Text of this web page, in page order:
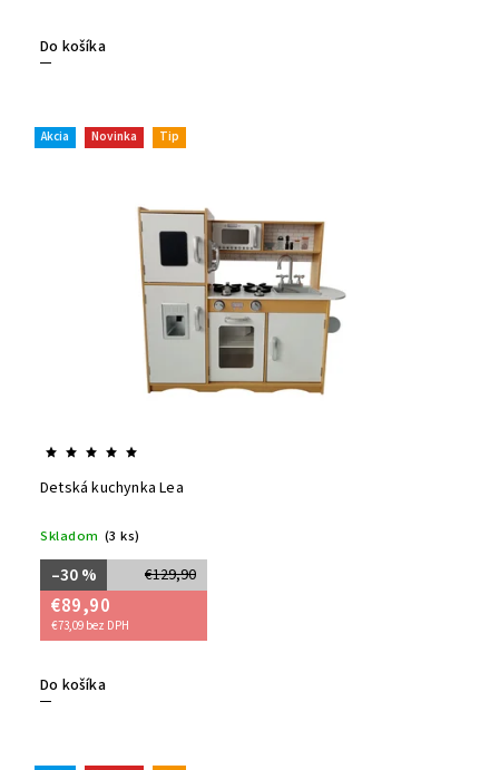
Do košíka
Akcia Novinka Tip
Detská kuchynka Lea
Skladom (3 ks)
€129,90
–30 %
€89,90
€73,09 bez DPH
Do košíka